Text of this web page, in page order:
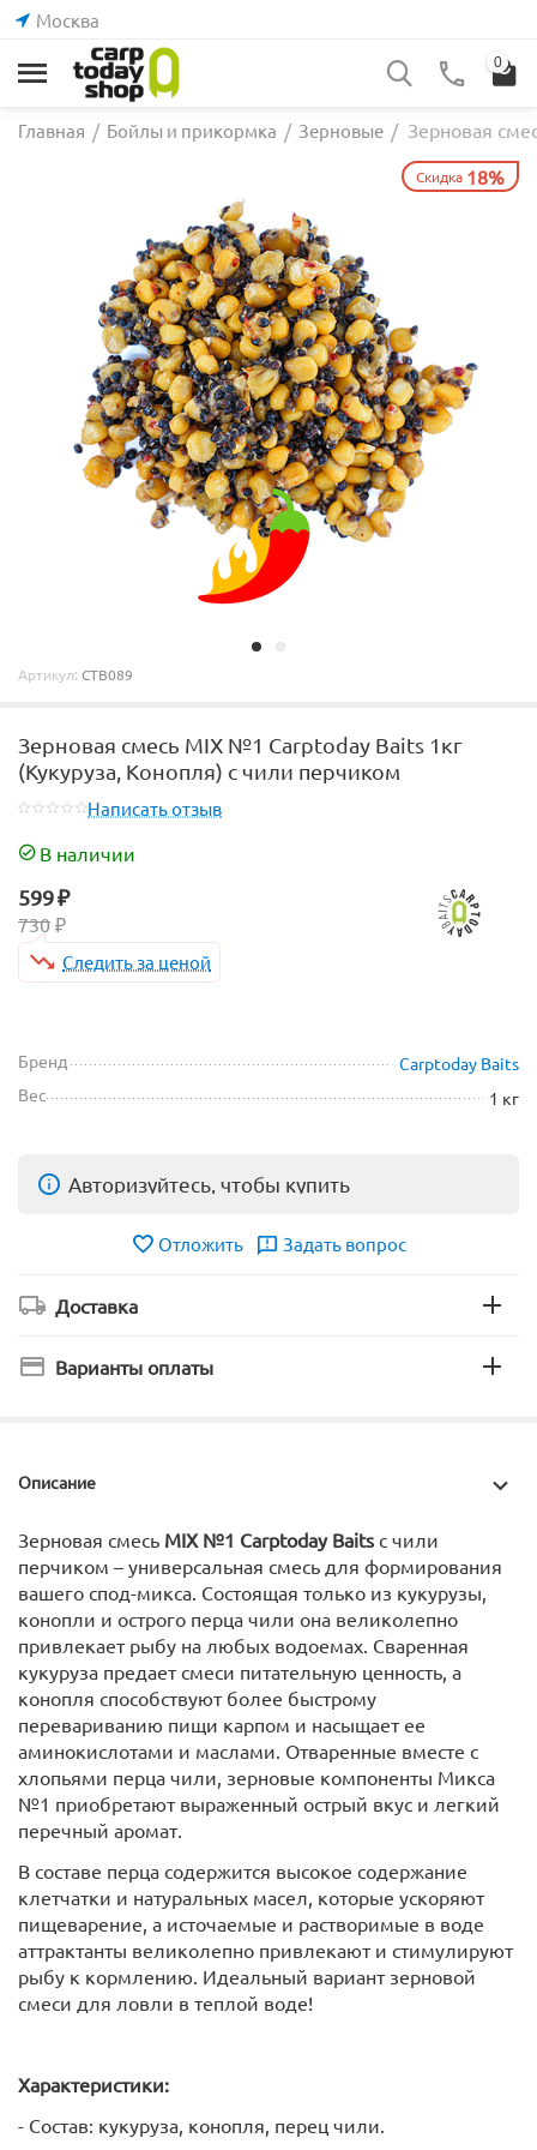
Москва
0
Главная / Бойлы и прикормка / Зерновые / Зерновая
Скидка 18%
Артикул: CTB089
Зерновая смесь MIX №1 Carptoday Baits 1кг
(Кукуруза, Конопля) с чили перчиком
Написать отзыв
В наличии
599₽
730 ₽
Следить за ценой
Бренд
Carptoday Baits
Вес
1 кг
Авторизуйтесь, чтобы купить
Отложить Задать вопрос
Доставка
Варианты оплаты
Описание
Зерновая смесь MIX №1 Carptoday Baits с чили
перчиком – универсальная смесь для формирования
вашего спод-микса. Состоящая только из кукурузы,
конопли и острого перца чили она великолепно
привлекает рыбу на любых водоемах. Сваренная
кукуруза предает смеси питательную ценность, а
конопля способствуют более быстрому
перевариванию пищи карпом и насыщает ее
аминокислотами и маслами. Отваренные вместе с
хлопьями перца чили, зерновые компоненты Микса
№1 приобретают выраженный острый вкус и легкий
перечный аромат.
В составе перца содержится высокое содержание
клетчатки и натуральных масел, которые ускоряют
пищеварение, а источаемые и растворимые в воде
аттрактанты великолепно привлекают и стимулируют
рыбу к кормлению. Идеальный вариант зерновой
смеси для ловли в теплой воде!
Характеристики:
- Состав: кукуруза, конопля, перец чили.